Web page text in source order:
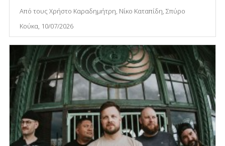
Από τους Χρήστο Καραδημήτρη, Νίκο Καταπίδη, Σπύρο
Κούκα, 10/07/2026